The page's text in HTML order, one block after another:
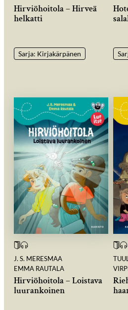
Hirviöhoitola – Hirveä
helkatti
Sarja: Kirjakärpänen
J. S. MERESMAA
EMMA RAUTALA
Hirviöhoitola – Loistava
luurankoinen